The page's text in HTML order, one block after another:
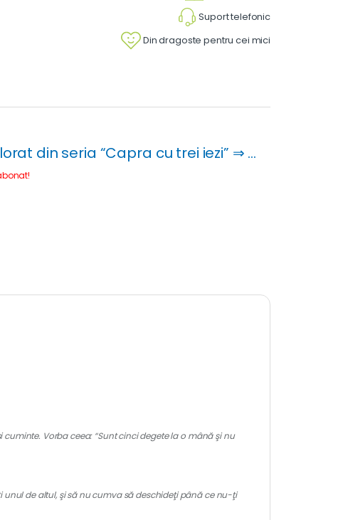
Suport telefonic
Din dragoste pentru cei mici
din seria “Capra cu trei iezi” ⇒ …
Vorba ceea: “Sunt cinci degete la o mână şi nu
de altul, şi să nu cumva să deschideţi până ce nu-ţi